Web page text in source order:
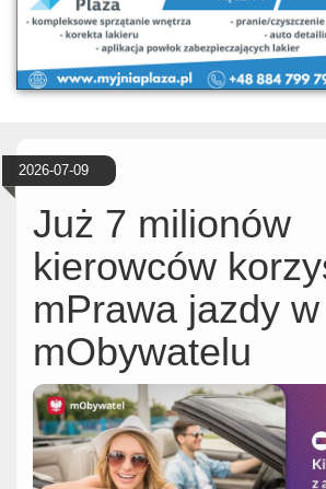
2026-07-09
Już 7 milionów
kierowców
mPrawa jazdy w
mObywatelu